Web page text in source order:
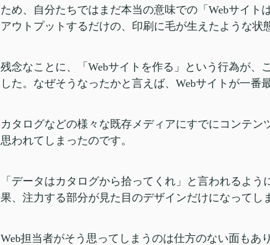
ため、自分たちではまだ本当の意味での「Webサイト
アウトプットするだけの、印刷に毛が生えたような状
残念なことに、「Webサイトを作る」という行為が
した。なぜそうなったかと言えば、Webサイトが一番
カタログなどの様々な既存メディアにすでにコンテ
思われてしまったのです。
「データはカタログから拾ってくれ」と言われるよ
果、注力する部分が見た目のデザインだけになってし
Web担当者がそう思ってしまうのは仕方のない面もあ